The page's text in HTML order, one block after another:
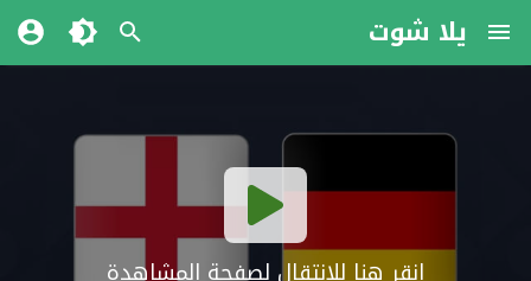
يلا شوت